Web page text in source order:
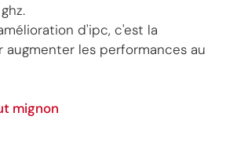
d'ipc, c'est la
les performances au
mignon